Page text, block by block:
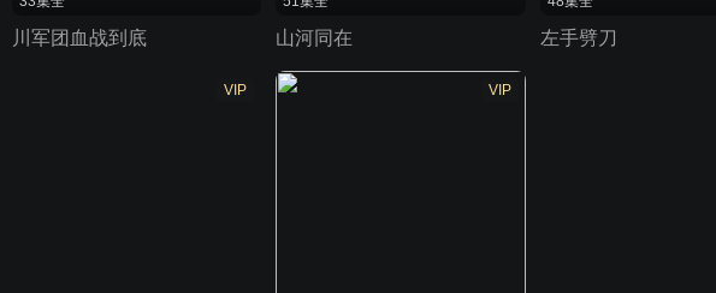
川军团血战到底 山河同在 左手劈刀
VIP VIP